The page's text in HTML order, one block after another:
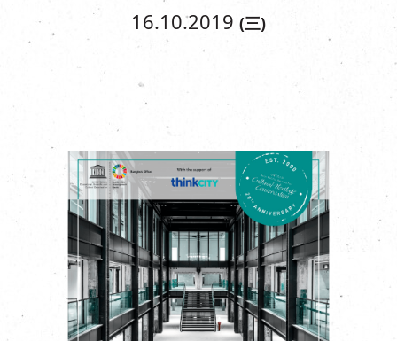
南丰作坊
到访我们
开放时间及位置
穿梭巴士服务
16.10.2019 (三)